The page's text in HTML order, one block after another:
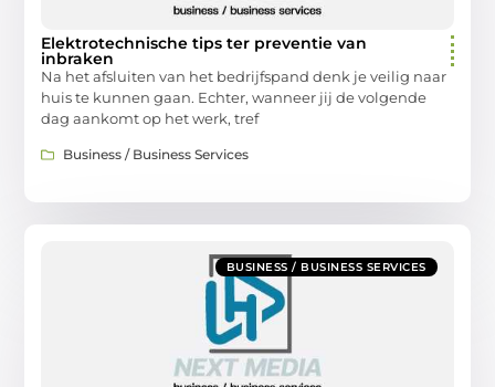
Elektrotechnische tips ter preventie van
inbraken
Na het afsluiten van het bedrijfspand denk je veilig naar
huis te kunnen gaan. Echter, wanneer jij de volgende
dag aankomt op het werk, tref
Business / Business Services
BUSINESS / BUSINESS SERVICES